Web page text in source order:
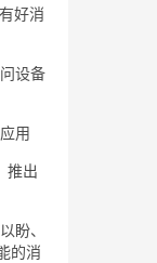
好消
设备
用
推出
盼、
的消